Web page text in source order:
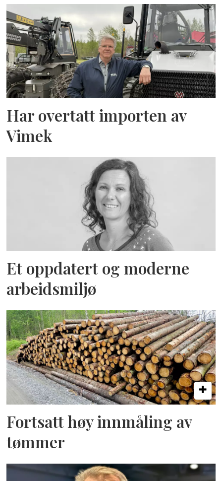
Har overtatt importen av
Vimek
Et oppdatert og moderne
arbeidsmiljø
Fortsatt høy innmåling av
tømmer